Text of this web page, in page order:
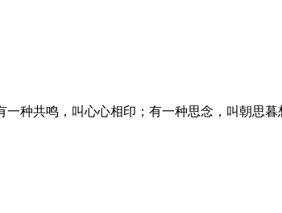
种共鸣，叫心心相印；有一种思念，叫朝思